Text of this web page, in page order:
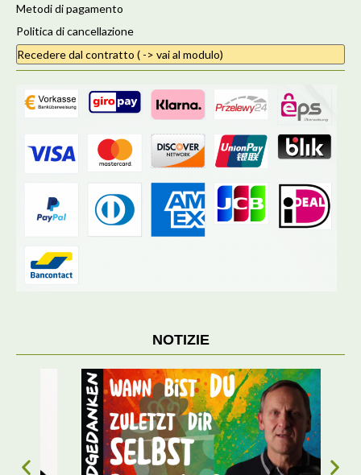
Metodi di pagamento
Politica di cancellazione
Recedere dal contratto ( -> vai al modulo)
NOTIZIE